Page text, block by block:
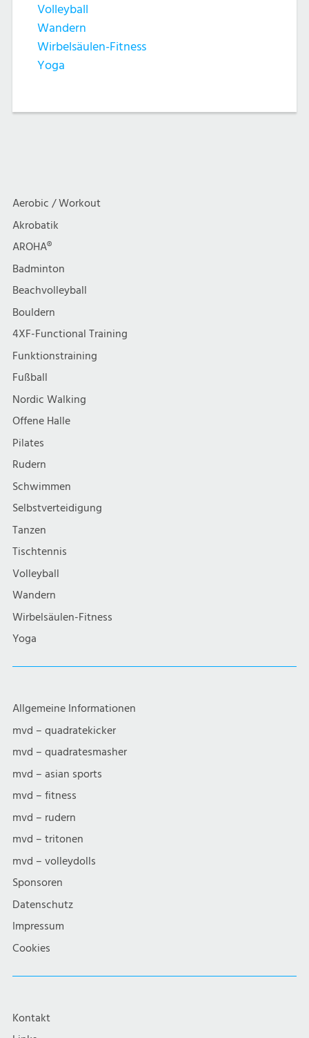
Volleyball
Wandern
Wirbelsäulen-Fitness
Yoga
Aerobic / Workout
Akrobatik
AROHA®
Badminton
Beachvolleyball
Bouldern
4XF-Functional Training
Funktionstraining
Fußball
Nordic Walking
Offene Halle
Pilates
Rudern
Schwimmen
Selbstverteidigung
Tanzen
Tischtennis
Volleyball
Wandern
Wirbelsäulen-Fitness
Yoga
Allgemeine Informationen
mvd – quadratekicker
mvd – quadratesmasher
mvd – asian sports
mvd – fitness
mvd – rudern
mvd – tritonen
mvd – volleydolls
Sponsoren
Datenschutz
Impressum
Cookies
Kontakt